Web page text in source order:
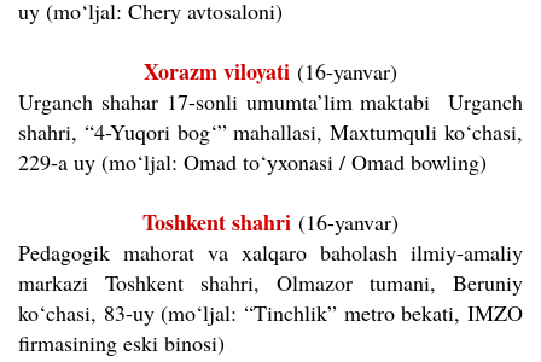
uy (mo‘ljal: Chery avtosaloni)
Xorazm viloyati (16-yanvar)
Urganch shahar 17-sonli umumta’lim maktabi Urganch
shahri, “4-Yuqori bog‘” mahallasi, Maxtumquli ko‘chasi,
229-a uy (mo‘ljal: Omad to‘yxonasi / Omad bowling)
Toshkent shahri (16-yanvar)
Pedagogik mahorat va xalqaro baholash ilmiy-amaliy
markazi Toshkent shahri, Olmazor tumani, Beruniy
ko‘chasi, 83-uy (mo‘ljal: “Tinchlik” metro bekati, IMZO
firmasining eski binosi)